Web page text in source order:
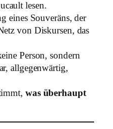
lesen.
eines Souveräns, der
von Diskursen, das
Person, sondern
allgegenwärtig,
was überhaupt